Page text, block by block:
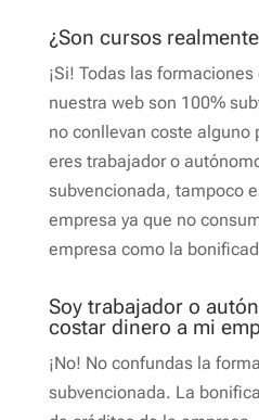
¿Son cursos
¡Si! Todas las
nuestra web son 100%
no conllevan coste alguno
eres trabajador o
subvencionada, tampoco
empresa ya que no
empresa como la
Soy trabajador o
costar dinero a mi
¡No! No confundas la
subvencionada. La